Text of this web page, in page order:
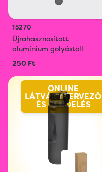
15270
Újrahasznosított
alumínium golyóstoll
250 Ft
ONLINE
LÁTVÁNYTERVEZŐ
ÉS RENDELÉS